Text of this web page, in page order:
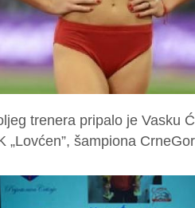
trenera pripalo je Vasku
„Lovćen”, šampiona